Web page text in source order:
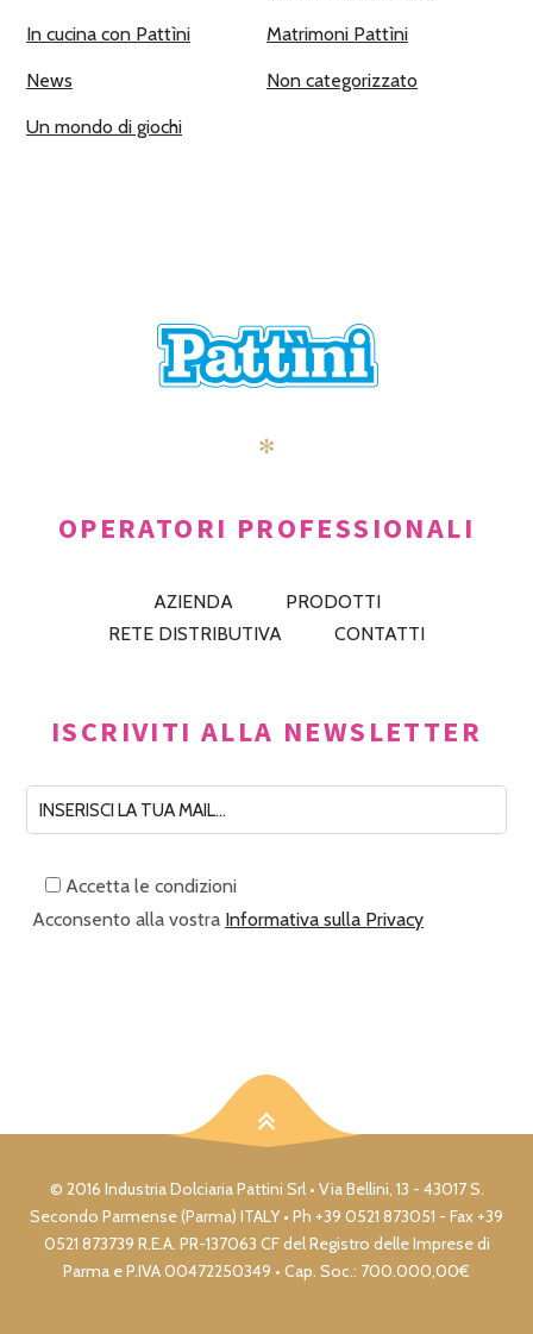
In cucina con Pattìni Matrimoni Pattìni
News Non categorizzato
Un mondo di giochi
✻
OPERATORI PROFESSIONALI
AZIENDA
PRODOTTI
RETE DISTRIBUTIVA
CONTATTI
ISCRIVITI ALLA NEWSLETTER
Accetta le condizioni
Acconsento alla vostra Informativa sulla Privacy
© 2016 Industria Dolciaria Pattini Srl • Via Bellini, 13 - 43017 S.
Secondo Parmense (Parma) ITALY • Ph +39 0521 873051 - Fax +39
0521 873739 R.E.A. PR-137063 CF del Registro delle Imprese di
Parma e P.IVA 00472250349 • Cap. Soc.: 700.000,00€